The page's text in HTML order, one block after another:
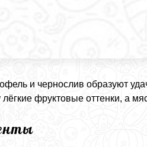
и чернослив образуют
фруктовые оттенки, а